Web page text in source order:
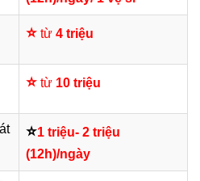
⭐ từ 4 triệu
⭐ từ 10 triệu
⭐1 triệu- 2 triệu
(12h)/ngày